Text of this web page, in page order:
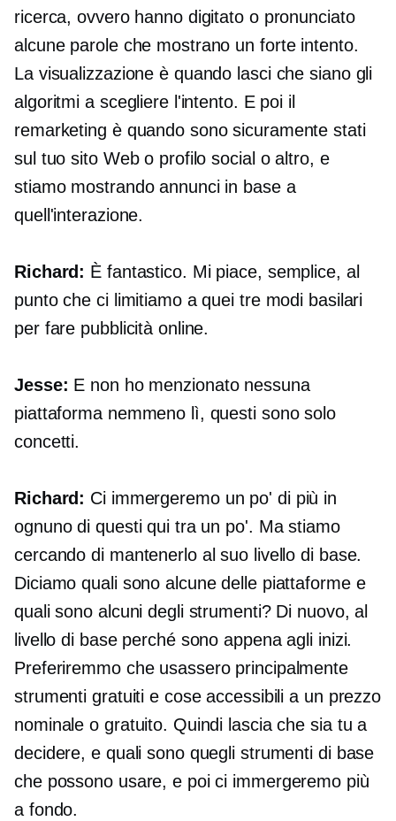
ricerca, ovvero hanno digitato o pronunciato
alcune parole che mostrano un forte intento.
La visualizzazione è quando lasci che siano gli
algoritmi a scegliere l'intento. E poi il
remarketing è quando sono sicuramente stati
sul tuo sito Web o profilo social o altro, e
stiamo mostrando annunci in base a
quell'interazione.
Richard: È fantastico. Mi piace, semplice, al
punto che ci limitiamo a quei tre modi basilari
per fare pubblicità online.
Jesse: E non ho menzionato nessuna
piattaforma nemmeno lì, questi sono solo
concetti.
Richard: Ci immergeremo un po' di più in
ognuno di questi qui tra un po'. Ma stiamo
cercando di mantenerlo al suo livello di base.
Diciamo quali sono alcune delle piattaforme e
quali sono alcuni degli strumenti? Di nuovo, al
livello di base perché sono appena agli inizi.
Preferiremmo che usassero principalmente
strumenti gratuiti e cose accessibili a un prezzo
nominale o gratuito. Quindi lascia che sia tu a
decidere, e quali sono quegli strumenti di base
che possono usare, e poi ci immergeremo più
a fondo.